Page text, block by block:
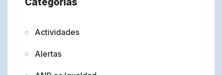
Actividades
Alertas